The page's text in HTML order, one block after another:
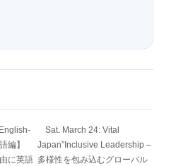
編】
に英語
Sat. March 24: Vital
Japan”Inclusive Leadership –
多様性を包み込むグローバル